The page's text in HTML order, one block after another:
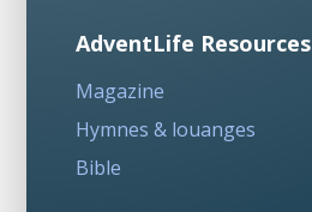
AdventLife Resources
Magazine
Hymnes & louanges
Bible